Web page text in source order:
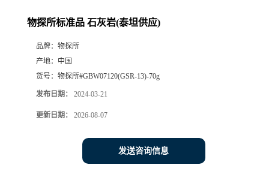
物探所标准品 石灰岩(泰坦供应)
品牌： 物探所
产地： 中国
货号： 物探所#GBW07120(GSR-13)-70g
发布日期： 2024-03-21
更新日期： 2026-08-07
发送咨询信息